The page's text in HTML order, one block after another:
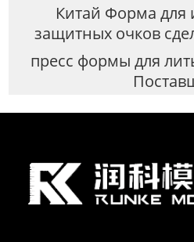
Китай Форма для
защитных очков
пресс формы для